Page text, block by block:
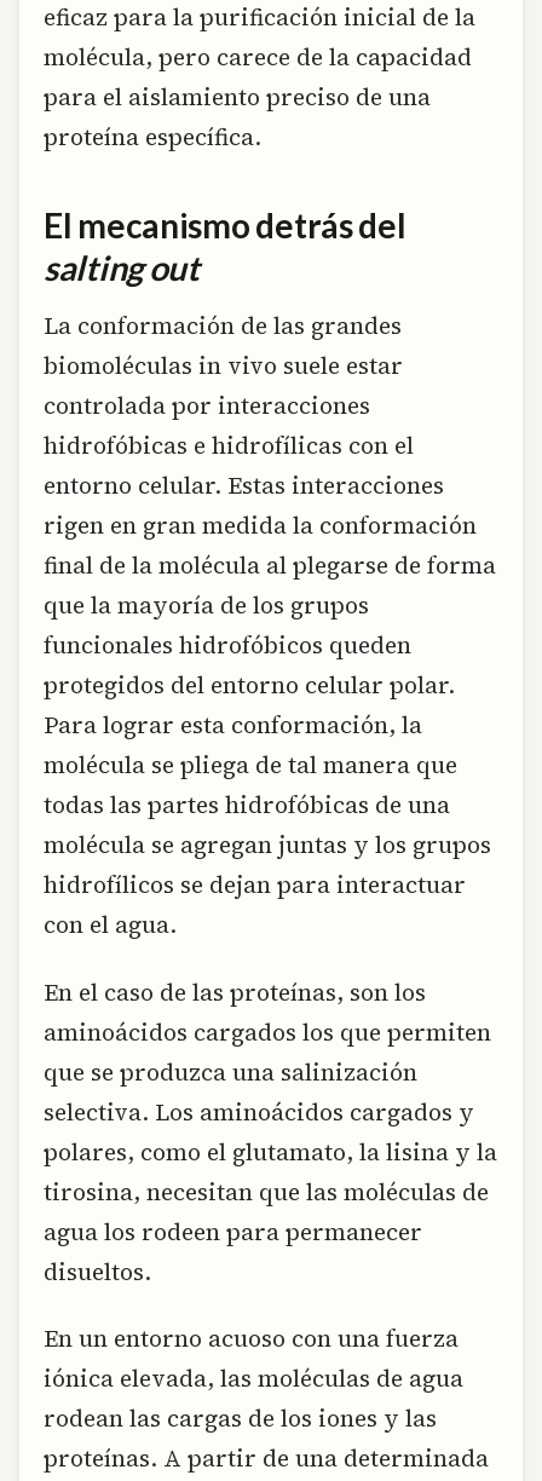
eficaz para la purificación inicial de la
molécula, pero carece de la capacidad
para el aislamiento preciso de una
proteína específica.
El mecanismo detrás del
salting out
La conformación de las grandes
biomoléculas in vivo suele estar
controlada por interacciones
hidrofóbicas e hidrofílicas con el
entorno celular. Estas interacciones
rigen en gran medida la conformación
final de la molécula al plegarse de forma
que la mayoría de los grupos
funcionales hidrofóbicos queden
protegidos del entorno celular polar.
Para lograr esta conformación, la
molécula se pliega de tal manera que
todas las partes hidrofóbicas de una
molécula se agregan juntas y los grupos
hidrofílicos se dejan para interactuar
con el agua.
En el caso de las proteínas, son los
aminoácidos cargados los que permiten
que se produzca una salinización
selectiva. Los aminoácidos cargados y
polares, como el glutamato, la lisina y la
tirosina, necesitan que las moléculas de
agua los rodeen para permanecer
disueltos.
En un entorno acuoso con una fuerza
iónica elevada, las moléculas de agua
rodean las cargas de los iones y las
proteínas. A partir de una determinada